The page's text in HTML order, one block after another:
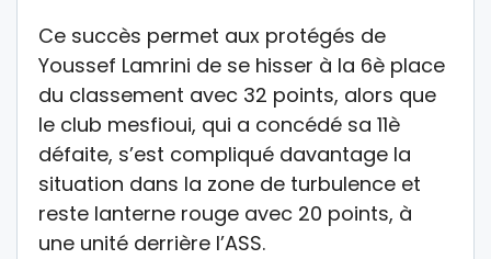
Ce succès permet aux protégés de
Youssef Lamrini de se hisser à la 6è place
du classement avec 32 points, alors que
le club mesfioui, qui a concédé sa 11è
défaite, s’est compliqué davantage la
situation dans la zone de turbulence et
reste lanterne rouge avec 20 points, à
une unité derrière l’ASS.